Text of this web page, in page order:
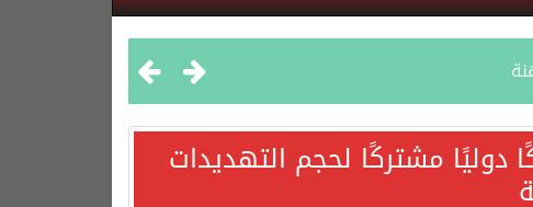
دوليًا مشتركًا لحجم التهديدات